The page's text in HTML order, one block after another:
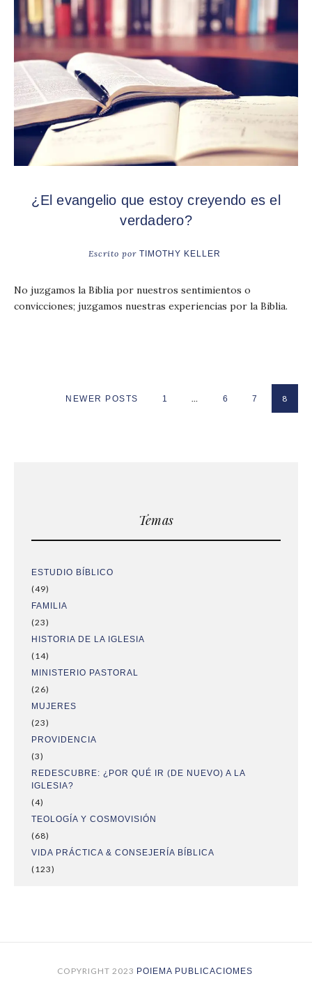
¿El evangelio que estoy creyendo es el
verdadero?
Escrito por TIMOTHY KELLER
No juzgamos la Biblia por nuestros sentimientos o
convicciones; juzgamos nuestras experiencias por la Biblia.
NEWER POSTS 1 … 6 7 8
Temas
ESTUDIO BÍBLICO
(49)
FAMILIA
(23)
HISTORIA DE LA IGLESIA
(14)
MINISTERIO PASTORAL
(26)
MUJERES
(23)
PROVIDENCIA
(3)
REDESCUBRE: ¿POR QUÉ IR (DE NUEVO) A LA
IGLESIA?
(4)
TEOLOGÍA Y COSMOVISIÓN
(68)
VIDA PRÁCTICA & CONSEJERÍA BÍBLICA
(123)
COPYRIGHT 2023 POIEMA PUBLICACIOMES